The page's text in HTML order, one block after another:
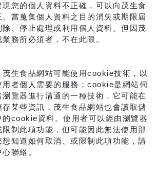
您的個人資料不正確，可以向茂生食
當蒐集個人資料之目的消失或期限屆
、停止處理或利用個人資料。但因茂
務所必須者，不在此限。
生食品網站可能使用cookie技術，以
用者個人需要的服務；cookie是網站伺
覽器進行溝通的一種技術，它可能在
某些資訊，茂生食品網站也會讀取儲
的cookie資料。使用者可以經由瀏覽器
制此項功能，但可能因此無法使用部
知道如何取消、或限制此項功能，請
聯絡。